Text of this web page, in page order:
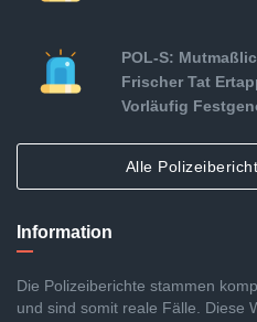
POL-S:
Frischer Tat
Vorläufig
Alle
Information
Die Polizeiberichte stammen
und sind somit reale Fälle. Diese